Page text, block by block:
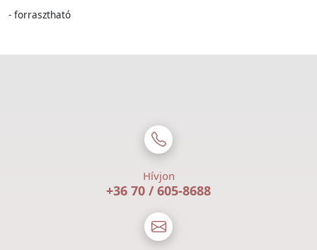
- forrasztható
Hívjon
+36 70 / 605-8688